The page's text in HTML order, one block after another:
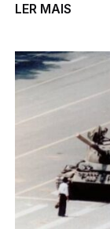
LER MAIS